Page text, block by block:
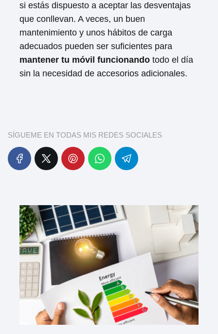
si estás dispuesto a aceptar las desventajas
que conllevan. A veces, un buen
mantenimiento y unos hábitos de carga
adecuados pueden ser suficientes para
mantener tu móvil funcionando todo el día
sin la necesidad de accesorios adicionales.
SÍGUEME EN TODAS MIS REDES SOCIALES